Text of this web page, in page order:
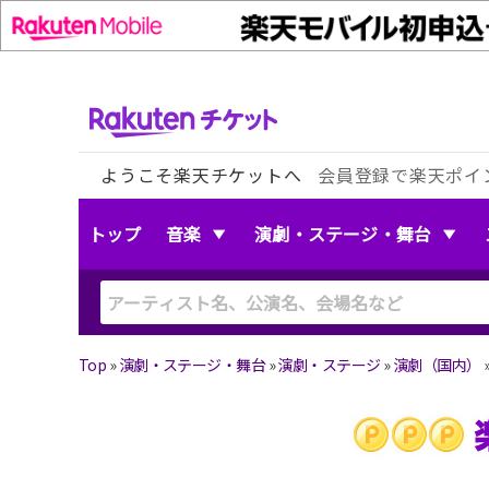
ようこそ楽天チケットへ 会員登録で楽天ポイ
トップ 音楽 演劇・ステージ・舞台
Top »演劇・ステージ・舞台»演劇・ステージ »演劇（国内）